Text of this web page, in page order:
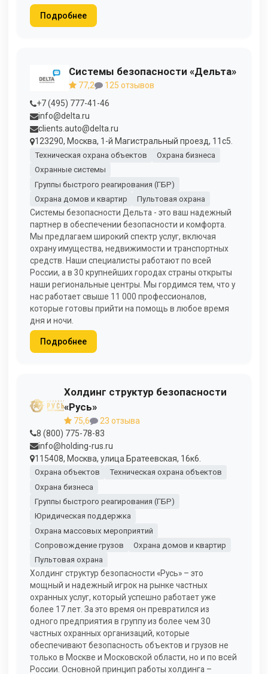
Подробнее
Системы безопасности «Дельта»
77,2
125 отзывов
+7 (495) 777-41-46
info@delta.ru
clients.auto@delta.ru
123290, Москва, 1-й Магистральный проезд, 11с5.
Техническая охрана объектов
Охрана бизнеса
Охранные системы
Группы быстрого реагирования (ГБР)
Охрана домов и квартир
Пультовая охрана
Системы безопасности Дельта - это ваш надежный
партнер в обеспечении безопасности и комфорта.
Мы предлагаем широкий спектр услуг, включая
охрану имущества, недвижимости и транспортных
средств. Наши специалисты работают по всей
России, а в 30 крупнейших городах страны открыты
наши региональные центры. Мы гордимся тем, что у
нас работает свыше 11 000 профессионалов,
которые готовы прийти на помощь в любое время
дня и ночи.
Подробнее
Холдинг структур безопасности
«Русь»
75,6
23 отзыва
8 (800) 775-78-83
info@holding-rus.ru
115408, Москва, улица Братеевская, 16к6.
Охрана объектов
Техническая охрана объектов
Охрана бизнеса
Группы быстрого реагирования (ГБР)
Юридическая поддержка
Охрана массовых мероприятий
Сопровождение грузов
Охрана домов и квартир
Пультовая охрана
Холдинг структур безопасности «Русь» – это
мощный и надежный игрок на рынке частных
охранных услуг, который успешно работает уже
более 17 лет. За это время он превратился из
одного предприятия в группу из более чем 30
частных охранных организаций, которые
обеспечивают безопасность объектов и грузов не
только в Москве и Московской области, но и по всей
России. Основной принцип работы холдинга –